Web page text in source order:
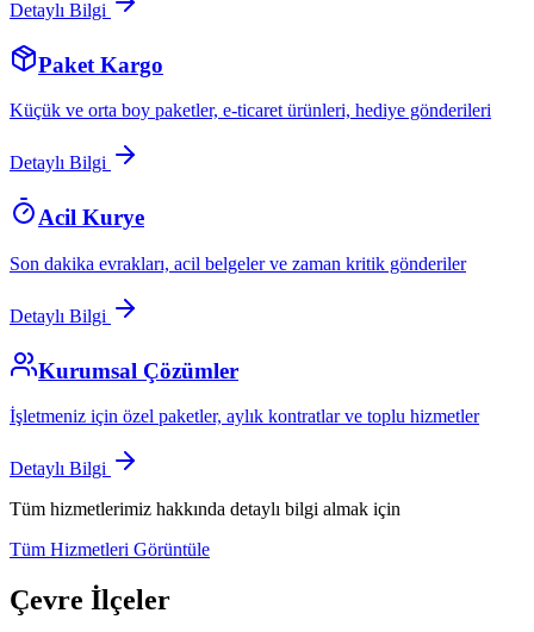
Detaylı Bilgi
Paket Kargo
Küçük ve orta boy paketler, e-ticaret ürünleri, hediye gönderileri
Detaylı Bilgi
Acil Kurye
Son dakika evrakları, acil belgeler ve zaman kritik gönderiler
Detaylı Bilgi
Kurumsal Çözümler
İşletmeniz için özel paketler, aylık kontratlar ve toplu hizmetler
Detaylı Bilgi
Tüm hizmetlerimiz hakkında detaylı bilgi almak için
Tüm Hizmetleri Görüntüle
Çevre İlçeler